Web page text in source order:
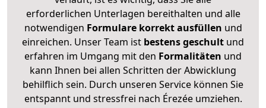
erforderlichen Unterlagen bereithalten und alle
notwendigen Formulare korrekt ausfüllen und
einreichen. Unser Team ist bestens geschult und
erfahren im Umgang mit den Formalitäten und
kann Ihnen bei allen Schritten der Abwicklung
behilflich sein. Durch unseren Service können Sie
entspannt und stressfrei nach Érezée umziehen.